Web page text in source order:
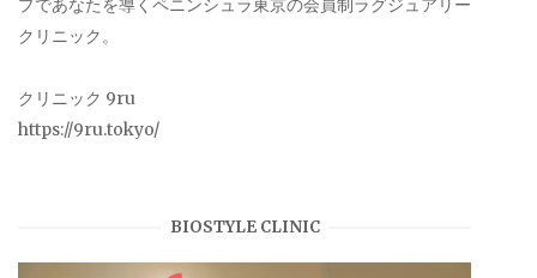
プであなたを導くペニンシュラ東京の会員制ラグジュアリー
クリニック。
クリニック 9ru
https://9ru.tokyo/
BIOSTYLE CLINIC